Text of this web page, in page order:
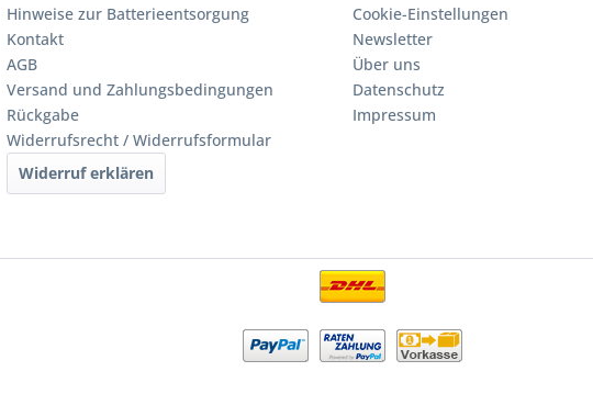
Hinweise zur Batterieentsorgung
Kontakt
AGB
Versand und Zahlungsbedingungen
Rückgabe
Widerrufsrecht / Widerrufsformular
Widerruf erklären
Cookie-Einstellungen
Newsletter
Über uns
Datenschutz
Impressum